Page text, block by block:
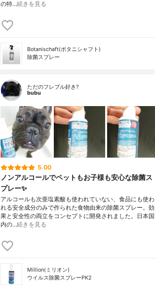
の特…続きを見る
Botanischaft(ボタニシャフト)
除菌スプレー
ただのフレブル好き?
bubu
5.00
ノンアルコールでペットもお子様も安心な除菌ス
プレー✨
アルコールも次亜塩素酸も使われていない、食品にも使わ
れる安全成分のみで作られた食物由来の除菌スプレー。効
果と安全性の両立をコンセプトに開発されました。日本国
内の…続きを見る
Million(ミリオン)
ウイルス除菌スプレーPK2